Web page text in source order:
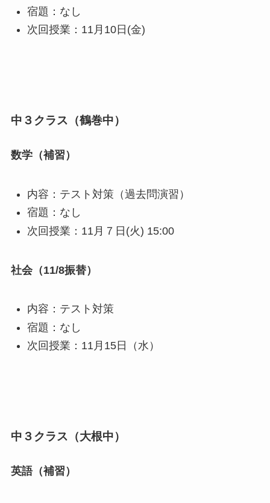
宿題：なし
次回授業：11月10日(金)
中３クラス（鶴巻中）
数学（補習）
内容：テスト対策（過去問演習）
宿題：なし
次回授業：11月７日(火) 15:00
社会（11/8振替）
内容：テスト対策
宿題：なし
次回授業：11月15日（水）
中３クラス（大根中）
英語（補習）